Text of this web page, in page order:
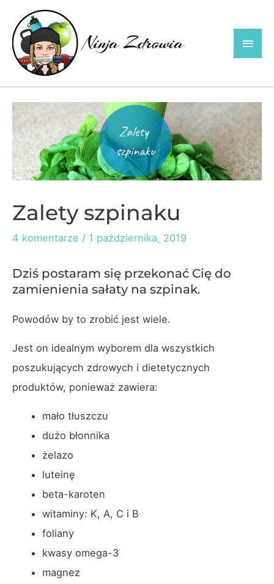
content
Main
Zalety szpinaku
4 komentarze / 1 października, 2019
Dziś postaram się przekonać Cię do
zamienienia sałaty na szpinak.
Powodów by to zrobić jest wiele.
Jest on idealnym wyborem dla wszystkich
poszukujących zdrowych i dietetycznych
produktów, ponieważ zawiera:
mało tłuszczu
dużo błonnika
żelazo
luteinę
beta-karoten
witaminy: K, A, C i B
foliany
kwasy omega-3
magnez